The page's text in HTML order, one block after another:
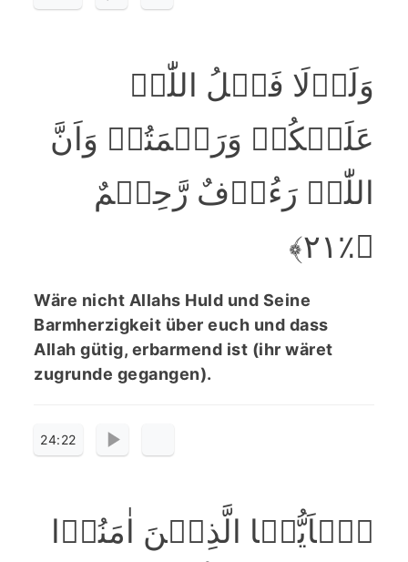
وَلَوۡلَا فَضۡلُ اللّٰہِ
عَلَیۡکُمۡ وَرَحۡمَتُہٗ وَاَنَّ
اللّٰہَ رَءُوۡفٌ رَّحِیۡمٌ
﴿٪۲۱﴾
Wäre nicht Allahs Huld und Seine
Barmherzigkeit über euch und dass
Allah gütig, erbarmend ist (ihr wäret
zugrunde gegangen).
24:22
یٰۤاَیُّہَا الَّذِیۡنَ اٰمَنُوۡا